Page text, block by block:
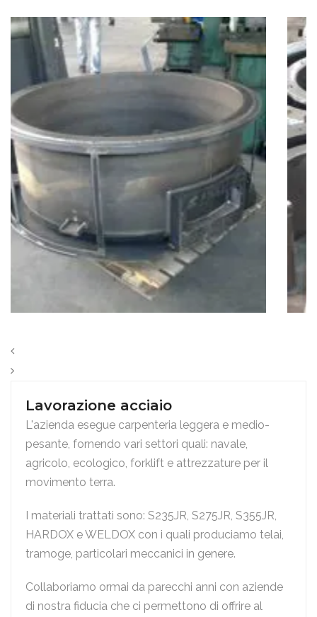
Lavorazione acciaio
L'azienda esegue carpenteria leggera e medio-
pesante, fornendo vari settori quali: navale,
agricolo, ecologico, forklift e attrezzature per il
movimento terra.
I materiali trattati sono: S235JR, S275JR, S355JR,
HARDOX e WELDOX con i quali produciamo telai,
tramoge, particolari meccanici in genere.
Collaboriamo ormai da parecchi anni con aziende
di nostra fiducia che ci permettono di offrire al